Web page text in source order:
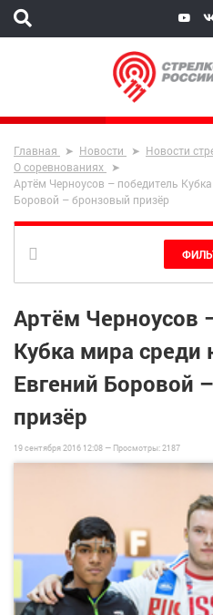
Главная Новости
Новости
О соревнованиях
Артём Черноусов – победитель
Боровой – бронзовый призёр
Артём Черноусов
Кубка мира среди
Евгений Боровой
призёр
19 сентября 2016 12:08 — Просмотры:2187